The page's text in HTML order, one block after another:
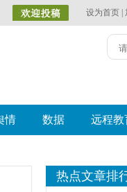
设为首页
情 数据 远程教
热点文章排